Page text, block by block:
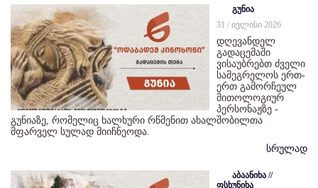
გუნია
31 / ივლისი 2026
დღევანდელ
გადაცემაში
ვისაუბრებთ ძველი
სამეგრელოს ერთ-
ერთ გამორჩეულ
მითოლოგიურ
პერსონაჟზე -
გუნიაზე, რომელიც ხალხური რწმენით ახალშობილთა
მფარველ სულად მიიჩნეოდა.
სრულად
აბაანიხა //
ფსხუნიხა